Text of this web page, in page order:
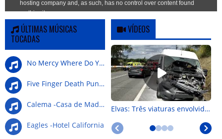
ÚLTIMAS MÚSICAS
TOCADAS
No Mercy Where Do You G
Five Finger Death Punch-Wrong Side Of Heaven
Calema -Casa de Madeira
Eagles -Hotel California
VÍDEOS
Elvas: Três viaturas envolvidas em colisão na Nacional 4